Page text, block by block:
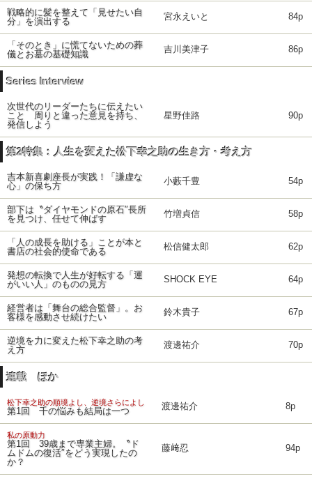
戦略的に髪を整えて「見せたい自
分」を演出する
宮永えいと 84p
「そのとき」に慌てないための葬
儀とお墓の基礎知識
吉川美津子 86p
Series Interview
次世代のリーダーたちに伝えたい
こと 周りと違った意見を持ち、
発信しよう
星野佳路 90p
第2特集：人生を変えた松下幸之助の生き方・考え方
吉本新喜劇座長が実践！「謙虚な
心」の保ち方
小藪千豊 54p
部下は〝ダイヤモンドの原石″長所
を見つけ、任せて伸ばす
竹増貞信 58p
「人の成長を助ける」ことが本と
書店の社会的使命である
松信健太郎 62p
発想の転換で人生が好転する「運
がいい人」のものの見方
SHOCK EYE 64p
経営者は「舞台の総合監督」。お
客様を感動させ続けたい
鈴木貴子 67p
逆境を力に変えた松下幸之助の考
え方
渡邊祐介 70p
連載 ほか
松下幸之助の順境よし、逆境さらによし
第1回 千の悩みも結局は一つ 渡邊祐介 8p
私の原動力
第1回 39歳まで専業主婦。〝ド
ムドムの復活″をどう実現したの
か？
藤﨑忍 94p